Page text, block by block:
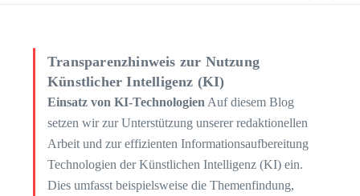
Transparenzhinweis zur Nutzung
Künstlicher Intelligenz (KI)
Einsatz von KI-Technologien Auf diesem Blog
setzen wir zur Unterstützung unserer redaktionellen
Arbeit und zur effizienten Informationsaufbereitung
Technologien der Künstlichen Intelligenz (KI) ein.
Dies umfasst beispielsweise die Themenfindung,